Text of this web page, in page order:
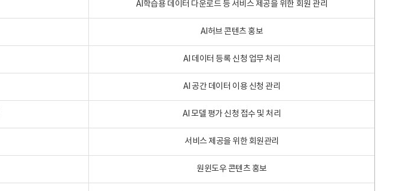
AI학습용 데이터 다운로드 등 서비스 제공을 위한 회원 관리
AI허브 콘텐츠 홍보
AI 데이터 등록 신청 업무 처리
AI 공간 데이터 이용 신청 관리
AI 모델 평가 신청 접수 및 처리
서비스 제공을 위한 회원관리
원윈도우 콘텐츠 홍보